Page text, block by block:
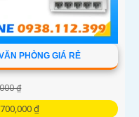
PHÒNG GIÁ RẺ
₫
₫